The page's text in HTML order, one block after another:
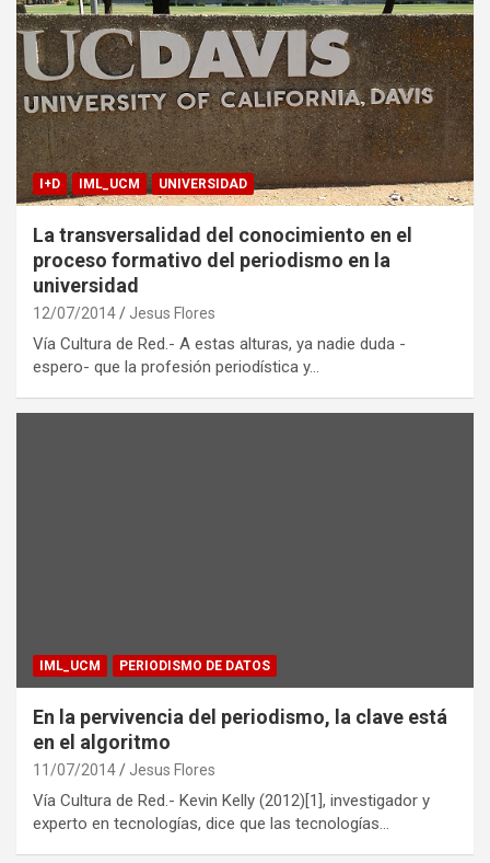
I+D IML_UCM UNIVERSIDAD
La transversalidad del conocimiento en el
proceso formativo del periodismo en la
universidad
12/07/2014 Jesus Flores
Vía Cultura de Red.- A estas alturas, ya nadie duda -
espero- que la profesión periodística y…
IML_UCM PERIODISMO DE DATOS
En la pervivencia del periodismo, la clave está
en el algoritmo
11/07/2014 Jesus Flores
Vía Cultura de Red.- Kevin Kelly (2012)[1], investigador y
experto en tecnologías, dice que las tecnologías…